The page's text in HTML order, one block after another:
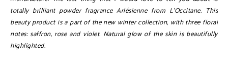
totally brilliant powder fragrance Arlésienne from L'Occitane. This
beauty product is a part of the new winter collection, with three floral
notes: saffron, rose and violet. Natural glow of the skin is beautifully
highlighted.